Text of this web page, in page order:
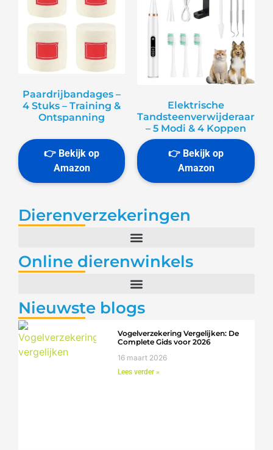
Paardrijbandages –
4 Stuks – Training &
Ontspanning
Elektrische
Tandsteenverwijderaar
– 5 Modi & 4 Koppen
Dierenverzekeringen
Online dierenwinkels
Nieuwste blogs
Vogelverzekering Vergelijken: De
Complete Gids voor 2026
16 maart 2026
Lees verder »